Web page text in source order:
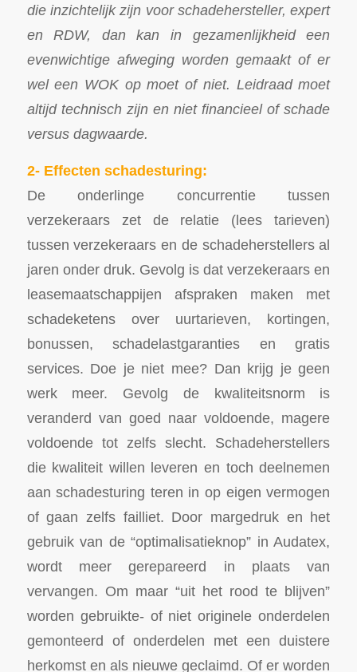
die inzichtelijk zijn voor schadehersteller, expert
en RDW, dan kan in gezamenlijkheid een
evenwichtige afweging worden gemaakt of er
wel een WOK op moet of niet. Leidraad moet
altijd technisch zijn en niet financieel of schade
versus dagwaarde.
2- Effecten schadesturing:
De onderlinge concurrentie tussen
verzekeraars zet de relatie (lees tarieven)
tussen verzekeraars en de schadeherstellers al
jaren onder druk. Gevolg is dat verzekeraars en
leasemaatschappijen afspraken maken met
schadeketens over uurtarieven, kortingen,
bonussen, schadelastgaranties en gratis
services. Doe je niet mee? Dan krijg je geen
werk meer. Gevolg de kwaliteitsnorm is
veranderd van goed naar voldoende, magere
voldoende tot zelfs slecht. Schadeherstellers
die kwaliteit willen leveren en toch deelnemen
aan schadesturing teren in op eigen vermogen
of gaan zelfs failliet. Door margedruk en het
gebruik van de “optimalisatieknop” in Audatex,
wordt meer gerepareerd in plaats van
vervangen. Om maar “uit het rood te blijven”
worden gebruikte- of niet originele onderdelen
gemonteerd of onderdelen met een duistere
herkomst en als nieuwe geclaimd. Of er worden